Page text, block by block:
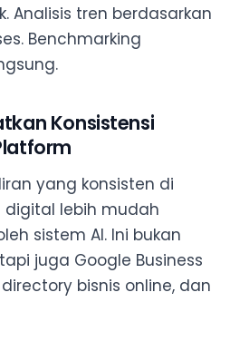
Analisis tren berdasarkan
Benchmarking
Konsistensi
yang konsisten di
lebih mudah
sistem AI. Ini bukan
juga Google Business
bisnis online, dan